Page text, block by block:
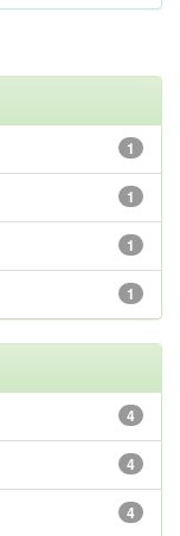
1
1
1
1
4
4
4